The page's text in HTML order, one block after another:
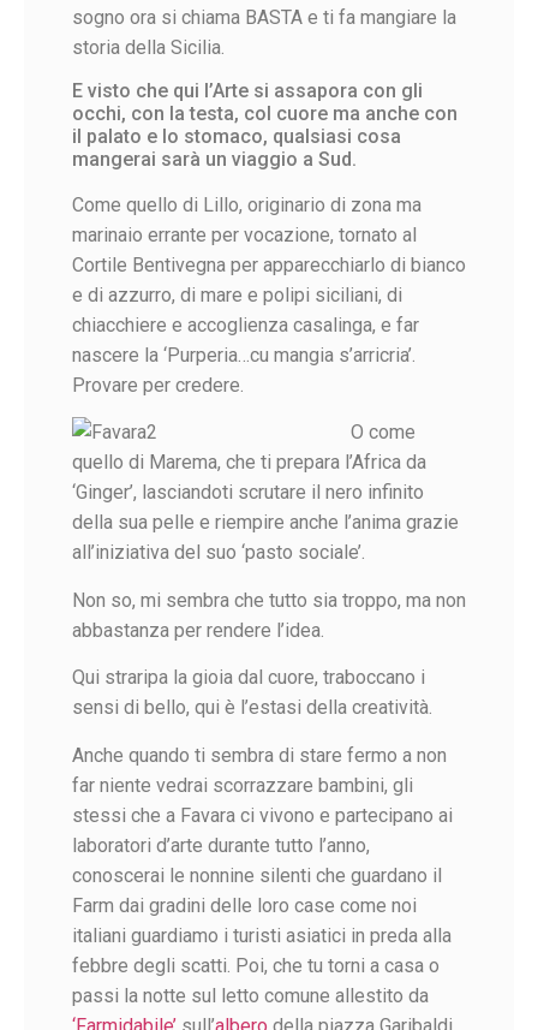
sogno ora si chiama BASTA e ti fa mangiare la
storia della Sicilia.
E visto che qui l’Arte si assapora con gli
occhi, con la testa, col cuore ma anche con
il palato e lo stomaco, qualsiasi cosa
mangerai sarà un viaggio a Sud.
Come quello di Lillo, originario di zona ma
marinaio errante per vocazione, tornato al
Cortile Bentivegna per apparecchiarlo di bianco
e di azzurro, di mare e polipi siciliani, di
chiacchiere e accoglienza casalinga, e far
nascere la ‘Purperia…cu mangia s’arricria’.
Provare per credere.
O come
quello di Marema, che ti prepara l’Africa da
‘Ginger’, lasciandoti scrutare il nero infinito
della sua pelle e riempire anche l’anima grazie
all’iniziativa del suo ‘pasto sociale’.
Non so, mi sembra che tutto sia troppo, ma non
abbastanza per rendere l’idea.
Qui straripa la gioia dal cuore, traboccano i
sensi di bello, qui è l’estasi della creatività.
Anche quando ti sembra di stare fermo a non
far niente vedrai scorrazzare bambini, gli
stessi che a Favara ci vivono e partecipano ai
laboratori d’arte durante tutto l’anno,
conoscerai le nonnine silenti che guardano il
Farm dai gradini delle loro case come noi
italiani guardiamo i turisti asiatici in preda alla
febbre degli scatti. Poi, che tu torni a casa o
passi la notte sul letto comune allestito da
‘Farmidabile’ sull’albero della piazza Garibaldi